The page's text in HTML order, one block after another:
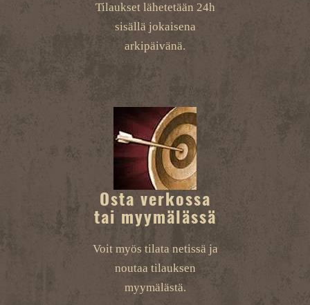
Tilaukset lähetetään 24h
sisällä jokaisena
arkipäivänä.
Osta verkossa
tai myymälässä
Voit myös tilata netissä ja
noutaa tilauksen
myymälästä.